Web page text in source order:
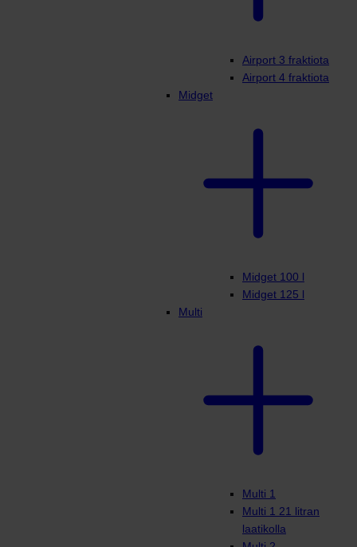
Airport 3 fraktiota
Airport 4 fraktiota
Midget
Midget 100 l
Midget 125 l
Multi
Multi 1
Multi 1 21 litran
laatikolla